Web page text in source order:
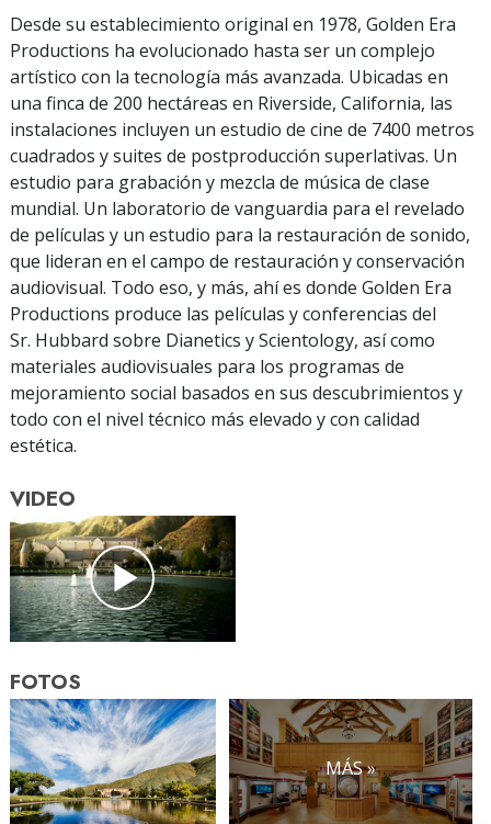
Desde su establecimiento original en 1978, Golden Era
Productions ha evolucionado hasta ser un complejo
artístico con la tecnología más avanzada. Ubicadas en
una finca de 200 hectáreas en Riverside, California, las
instalaciones incluyen un estudio de cine de 7400 metros
cuadrados y suites de postproducción superlativas. Un
estudio para grabación y mezcla de música de clase
mundial. Un laboratorio de vanguardia para el revelado
de películas y un estudio para la restauración de sonido,
que lideran en el campo de restauración y conservación
audiovisual. Todo eso, y más, ahí es donde Golden Era
Productions produce las películas y conferencias del
Sr. Hubbard sobre Dianetics y Scientology, así como
materiales audiovisuales para los programas de
mejoramiento social basados en sus descubrimientos y
todo con el nivel técnico más elevado y con calidad
estética.
VIDEO
FOTOS
MÁS »